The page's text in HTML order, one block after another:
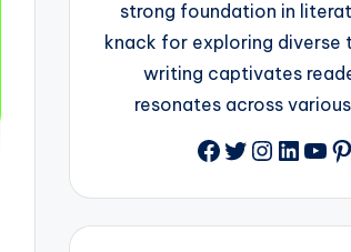
strong foundation in
knack for exploring diverse
writing captivates
resonates across
Facebook
Twitter